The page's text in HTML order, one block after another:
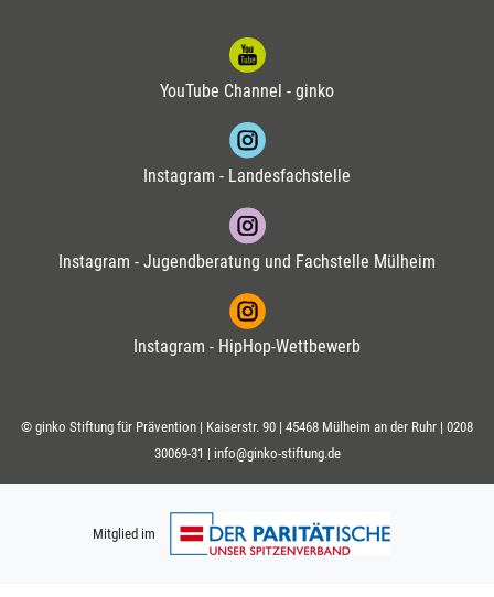
YouTube Channel - ginko
Instagram - Landesfachstelle
Instagram - Jugendberatung und Fachstelle Mülheim
Instagram - HipHop-Wettbewerb
© ginko Stiftung für Prävention | Kaiserstr. 90 | 45468 Mülheim an der Ruhr | 0208
30069-31 | info@ginko-stiftung.de
Mitglied im